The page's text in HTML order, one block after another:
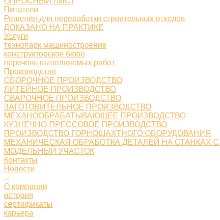
Питатели
Решения для переработки строительных отходов
ДОКАЗАНО НА ПРАКТИКЕ
Услуги
технопарк машиностроение
конструкторское бюро
перечень выполняемых работ
Производство
СБОРОЧНОЕ ПРОИЗВОДСТВО
ЛИТЕЙНОЕ ПРОИЗВОДСТВО
СВАРОЧНОЕ ПРОИЗВОДСТВО
ЗАГОТОВИТЕЛЬНОЕ ПРОИЗВОДСТВО
МЕХАНООБРАБАТЫВАЮЩЕЕ ПРОИЗВОДСТВО
КУЗНЕЧНО-ПРЕССОВОЕ ПРОИЗВОДСТВО
ПРОИЗВОДСТВО ГОРНОШАХТНОГО ОБОРУДОВАНИЯ
МЕХАНИЧЕСКАЯ ОБРАБОТКА ДЕТАЛЕЙ НА СТАНКАХ
МОДЕЛЬНЫЙ УЧАСТОК
Контакты
Новости
...
О компании
история
сертификаты
карьера